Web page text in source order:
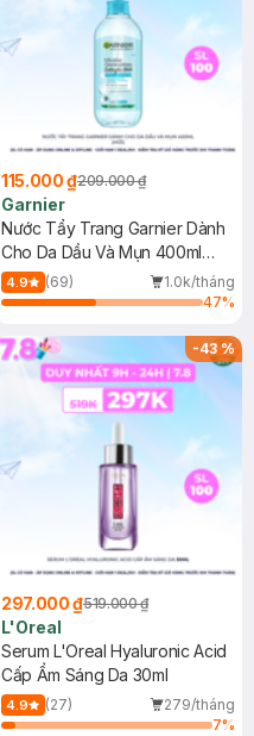
115.000 ₫209.000 ₫
Garnier
Nước Tẩy Trang Garnier Dành
Cho Da Dầu Và Mụn 400ml
(Mới)
4.9 (69)
1.0k/tháng
47%
-43%
297.000 ₫519.000 ₫
L'Oreal
Serum L'Oreal Hyaluronic Acid
Cấp Ẩm Sáng Da 30ml
4.9 (27)
279/tháng
7%